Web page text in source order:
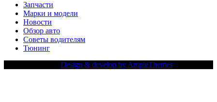
Запчасти
Марки и модели
Новости
Обзор авто
Советы водителям
Тюнинг
Design & develop by AmpleThemes